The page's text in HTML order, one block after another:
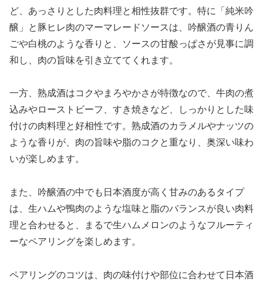
ど、あっさりとした肉料理と相性抜群です。特に「純米吟
醸」と豚ヒレ肉のマーマレードソースは、吟醸酒の青りん
ごや白桃のような香りと、ソースの甘酸っぱさが見事に調
和し、肉の旨味を引き立ててくれます。
一方、熟成酒はコクやまろやかさが特徴なので、牛肉の煮
込みやローストビーフ、すき焼きなど、しっかりとした味
付けの肉料理と好相性です。熟成酒のカラメルやナッツの
ような香りが、肉の旨味や脂のコクと重なり、奥深い味わ
いが楽しめます。
また、吟醸酒の中でも日本酒度が高く甘みのあるタイプ
は、生ハムや鴨肉のような塩味と脂のバランスが良い肉料
理と合わせると、まるで生ハムメロンのようなフルーティ
ーなペアリングを楽しめます。
ペアリングのコツは、肉の味付けや部位に合わせて日本酒